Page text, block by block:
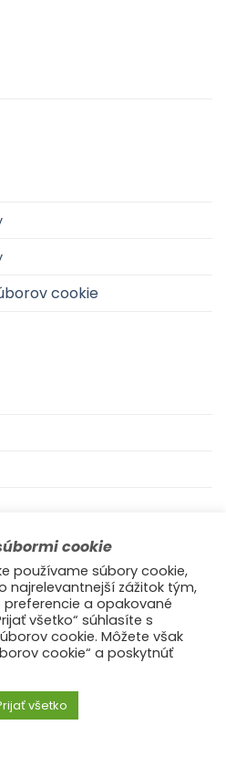
cookie
- Webcreation
cookie
používame súbory cookie,
najrelevantnejší zážitok tým,
a opakované
všetko“ súhlasíte s
cookie. Môžete však
cookie“ a poskytnúť
všetko